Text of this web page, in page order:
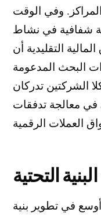
وفي الوقت
شفافية في نشاط
التقليدية أن
البحث المدعومة
الشركتين تدركان
في معالجة تدفقات
التحتية
في تطوير بنية